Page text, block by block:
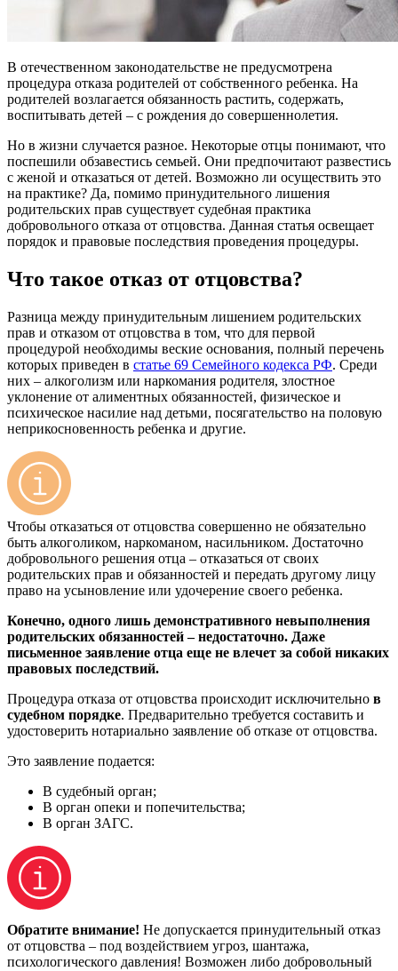
В отечественном законодательстве не предусмотрена
процедура отказа родителей от собственного ребенка. На
родителей возлагается обязанность растить, содержать,
воспитывать детей – с рождения до совершеннолетия.
Но в жизни случается разное. Некоторые отцы понимают, что
поспешили обзавестись семьей. Они предпочитают развестись
с женой и отказаться от детей. Возможно ли осуществить это
на практике? Да, помимо принудительного лишения
родительских прав существует судебная практика
добровольного отказа от отцовства. Данная статья освещает
порядок и правовые последствия проведения процедуры.
Что такое отказ от отцовства?
Разница между принудительным лишением родительских
прав и отказом от отцовства в том, что для первой
процедурой необходимы веские основания, полный перечень
которых приведен в статье 69 Семейного кодекса РФ. Среди
них – алкоголизм или наркомания родителя, злостное
уклонение от алиментных обязанностей, физическое и
психическое насилие над детьми, посягательство на половую
неприкосновенность ребенка и другие.
Чтобы отказаться от отцовства совершенно не обязательно
быть алкоголиком, наркоманом, насильником. Достаточно
добровольного решения отца – отказаться от своих
родительских прав и обязанностей и передать другому лицу
право на усыновление или удочерение своего ребенка.
Конечно, одного лишь демонстративного невыполнения
родительских обязанностей – недостаточно. Даже
письменное заявление отца еще не влечет за собой никаких
правовых последствий.
Процедура отказа от отцовства происходит исключительно в
судебном порядке. Предварительно требуется составить и
удостоверить нотариально заявление об отказе от отцовства.
Это заявление подается:
В судебный орган;
В орган опеки и попечительства;
В орган ЗАГС.
Обратите внимание! Не допускается принудительный отказ
от отцовства – под воздействием угроз, шантажа,
психологического давления! Возможен либо добровольный